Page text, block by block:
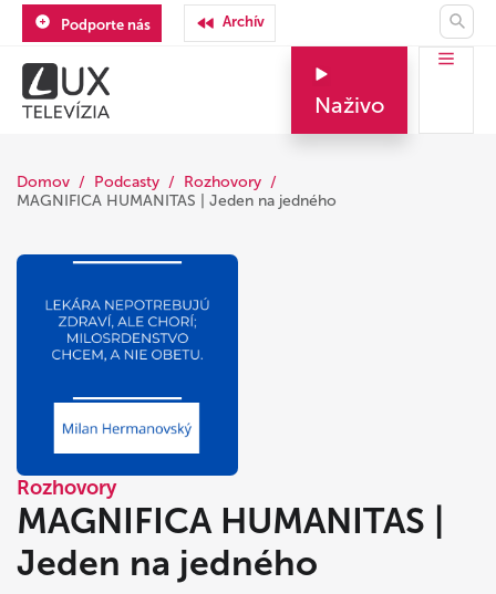
Podporte nás Archív
Naživo
Domov Podcasty
Rozhovory
MAGNIFICA HUMANITAS | Jeden na jedného
Rozhovory
MAGNIFICA HUMANITAS |
Jeden na jedného